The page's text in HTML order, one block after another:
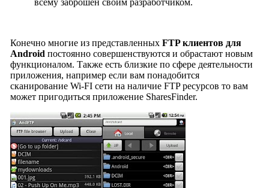
Конечно многие из представленных FTP клиентов для
Android постоянно совершенствуются и обрастают новым
функционалом. Также есть близкие по сфере деятельности
приложения, например если вам понадобится
сканирование Wi-FI сети на наличие FTP ресурсов то вам
может пригодиться приложение SharesFinder.